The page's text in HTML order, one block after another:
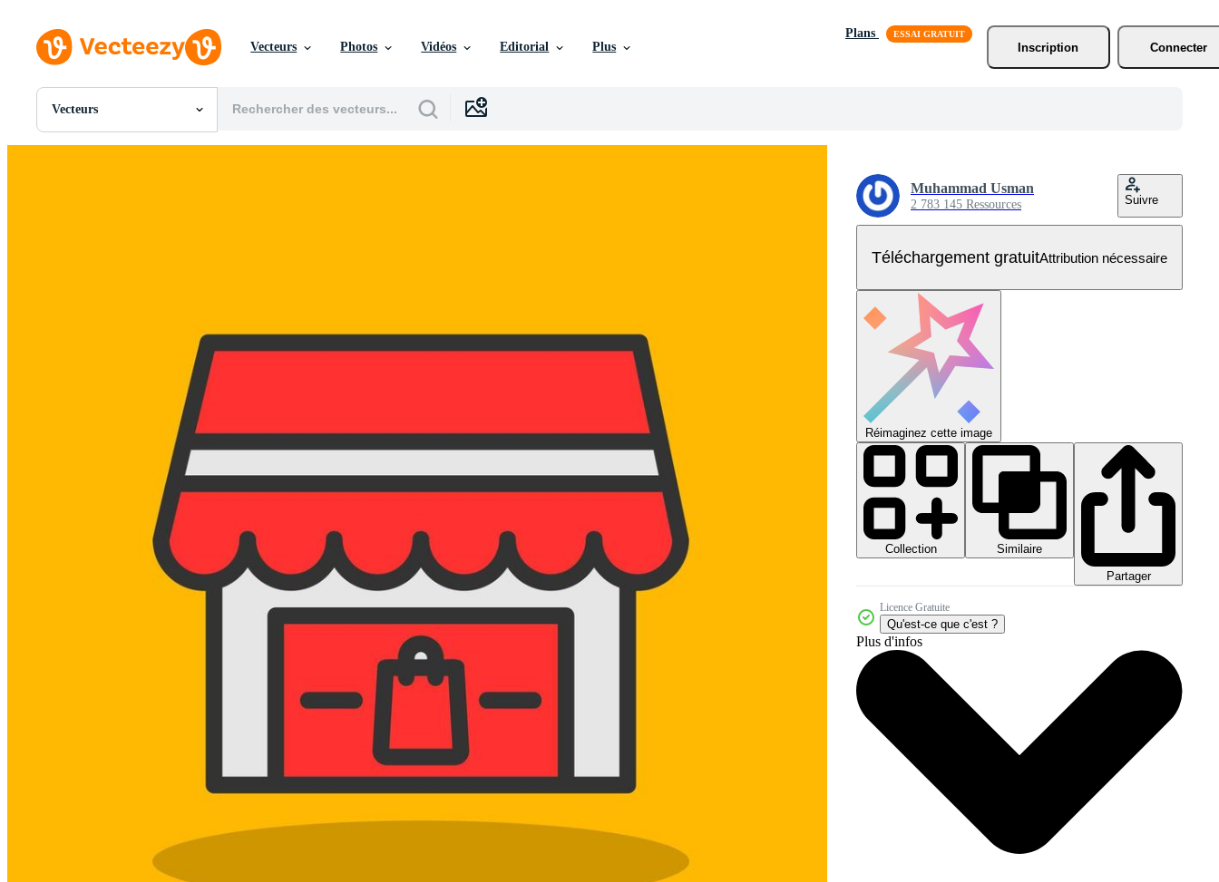
Vecteurs Photos Vidéos Editorial Plus
Plans
Inscription
Connecter
Vecteurs
Toutes Images
Muhammad Usman
2 783 145 Ressources Suivre
Téléchargement gratuitAttribution nécessaire
Réimaginez cette image
Collection
Similaire
Partager
Licence Gratuite
Qu'est-ce que c'est ?
Plus d'infos